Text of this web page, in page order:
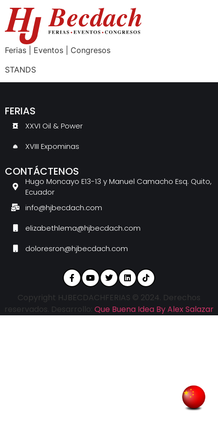
Ferias | Eventos | Congresos
STANDS
FERIAS
XXVI Oil & Power
XVIII Expominas
CONTÁCTENOS
Hugo Moncayo E13-13 y Manuel Camacho Esq. Quito,
Ecuador
info@hjbecdach.com
elizabethlema@hjbecdach.com
doloresron@hjbecdach.com
Copyright HJBECDACHFERIAS © 2024. Derechos
reservados. Desarrollo: Que Buena Idea By Alex Salazar